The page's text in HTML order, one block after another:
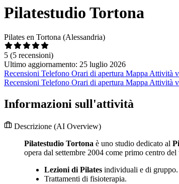
Pilatestudio Tortona
Pilates en Tortona (Alessandria)
5 (5 recensioni)
Ultimo aggiornamento: 25 luglio 2026
Recensioni Telefono Orari di apertura Mappa Attività
Recensioni Telefono Orari di apertura Mappa Attività
Informazioni sull'attività
Descrizione (AI Overview)
Pilatestudio Tortona è uno studio dedicato al
opera dal settembre 2004 come primo centro
Lezioni di Pilates individuali e di gruppo.
Trattamenti di fisioterapia.